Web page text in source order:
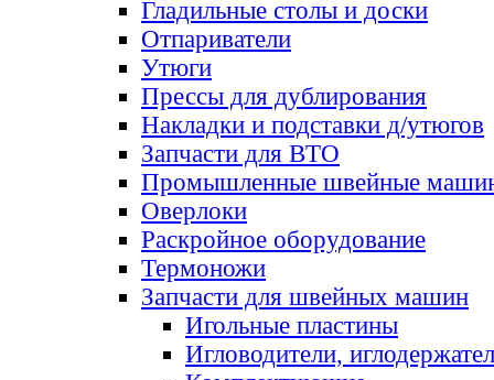
Гладильные столы и доски
Отпариватели
Утюги
Прессы для дублирования
Накладки и подставки д/утюгов
Запчасти для ВТО
Промышленные швейные
Оверлоки
Раскройное оборудование
Термоножи
Запчасти для швейных машин
Игольные пластины
Игловодители,